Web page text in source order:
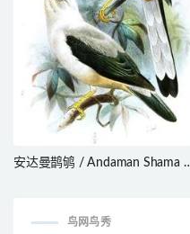
安达曼鹊鸲 / Andaman Shama /
鸟网鸟秀